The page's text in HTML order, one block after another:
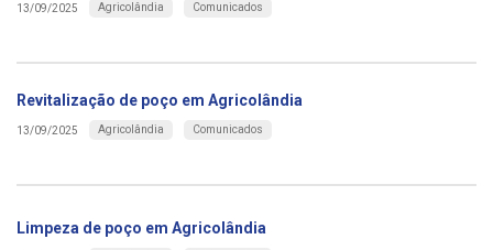
13/09/2025 Agricolândia Comunicados
Revitalização de poço em Agricolândia
13/09/2025 Agricolândia Comunicados
Limpeza de poço em Agricolândia